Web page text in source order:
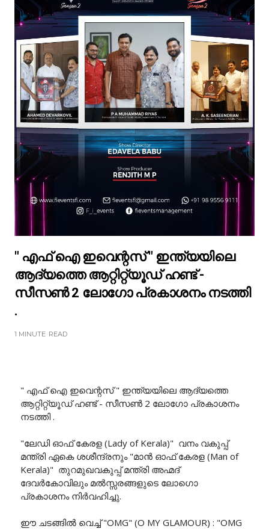
" എഫ് ഐ ഇവെന്റസ് " ഇന്ത്യയിലെ
ആദ്യത്തെ ആറ്റിറ്റ്യൂഡ് ഹണ്ട് -
സീസൺ 2 ലോഗോ പ്രകാശനം നടത്തി
.
1 MINUTE READ
" എഫ് ഐ ഇവെന്റസ് " ഇന്ത്യയിലെ ആദ്യത്തെ
ആറ്റിറ്റ്യൂഡ് ഹണ്ട് - സീസൺ 2 ലോഗോ പ്രകാശനം
നടത്തി .
"ലേഡി ഓഫ് കേരള (Lady of Kerala)" വനം വകുപ്പ്
മന്ത്രി ഏകെ ശശീന്ദ്രനും "മാൻ ഓഫ് കേരള (Man of
Kerala)" തുറമുഖവകുപ്പ് മന്ത്രി അഹ്മദ്
ദേവർകോവിലും മൽസ്സരങ്ങളുടെ ലോഗൊ
പ്രകാശനം നിർവഹിച്ചു.
ഈ ചടങ്ങിൽ വെച്ച് "OMG" (O MY GLAMOUR) : "OMG